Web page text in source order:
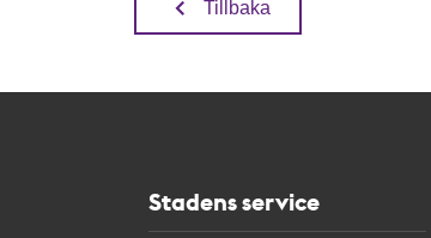
Tillbaka
Stadens service